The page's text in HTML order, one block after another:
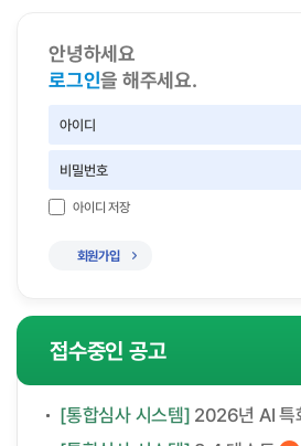
접수중인 공고
[통합심사 시스템] 2026년 AI 특
안녕하세요
로그인을 해주세요.
아이디 저장
회원가입